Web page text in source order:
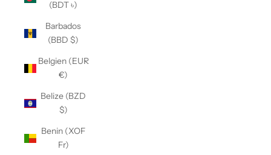
(BDT ৳)
Barbados
(BBD $)
Belgien (EUR
€)
Belize (BZD
$)
Benin (XOF
Fr)